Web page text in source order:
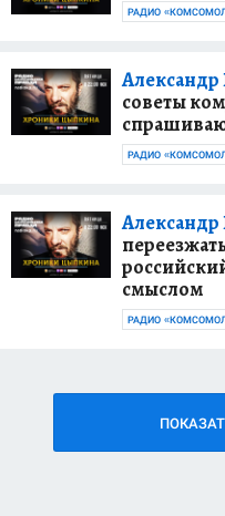
РАДИО
советы
РАДИО
смыслом
РАДИО